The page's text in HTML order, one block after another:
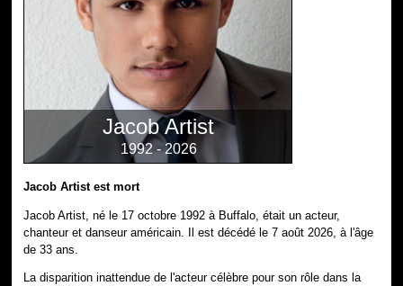
Jacob Artist
1992 - 2026
Jacob Artist est mort
Jacob Artist, né le 17 octobre 1992 à Buffalo, était un acteur,
chanteur et danseur américain. Il est décédé le 7 août 2026, à l'âge
de 33 ans.
La disparition inattendue de l'acteur célèbre pour son rôle dans la